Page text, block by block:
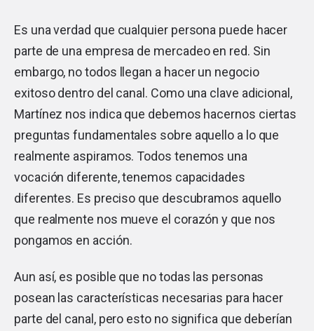
Es una verdad que cualquier persona puede hacer
parte de una empresa de mercadeo en red. Sin
embargo, no todos llegan a hacer un negocio
exitoso dentro del canal. Como una clave adicional,
Martínez nos indica que debemos hacernos ciertas
preguntas fundamentales sobre aquello a lo que
realmente aspiramos. Todos tenemos una
vocación diferente, tenemos capacidades
diferentes. Es preciso que descubramos aquello
que realmente nos mueve el corazón y que nos
pongamos en acción.
Aun así, es posible que no todas las personas
posean las características necesarias para hacer
parte del canal, pero esto no significa que deberían